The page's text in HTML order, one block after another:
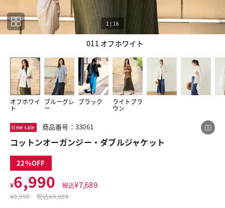
011 オフホワイト
1 | 16
オフホワイ
ト
ブルーグレ
ー
ブラック ライトブラ
ウン
1 16
time sale 商品番号：33061
コットンオーガンジー・ダブルジャケット
22
¥6,990 税込¥7,689
¥8,990 税込¥9,889
この商品をシェアする